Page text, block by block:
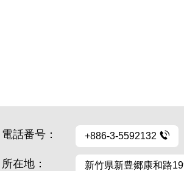
電話番号： +886-3-5592132
所在地： 新竹県新豊郷康和路